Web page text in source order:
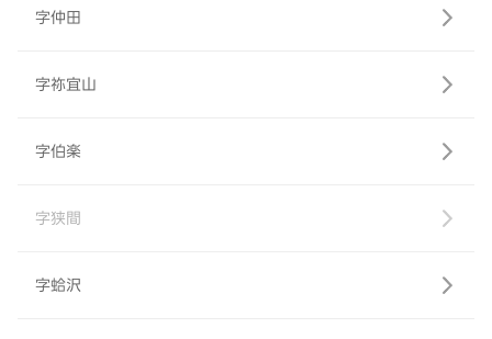
字仲田
字祢宜山
字伯楽
字狭間
字蛤沢